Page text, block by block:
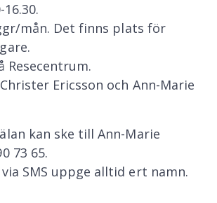
mån. Det finns plats för
Resecentrum.
Ericsson och Ann-Marie
kan ske till Ann-Marie
73 65.
SMS uppge alltid ert namn.